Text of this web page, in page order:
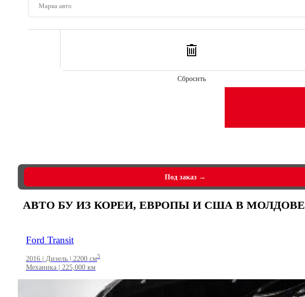
Сбросить
АВТО БУ ИЗ КОРЕИ, ЕВРОПЫ И США В МОЛДОВЕ
Под заказ →
Ford Transit
2016 | Дизель | 2200 см3
Механика | 225,000 км